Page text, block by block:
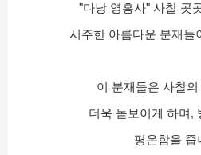
"다낭 영흥사" 사찰 곳
시주한 아름다운 분재들
이 분재들은 사찰
더욱 돋보이게 하며,
평온함을 줍